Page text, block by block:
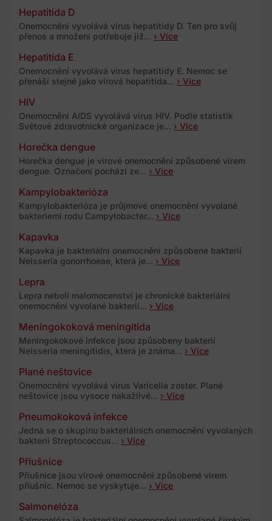
Hepatitida D
Onemocnění vyvolává virus hepatitidy D. Ten pro svůj
přenos a množení potřebuje již... › Více
Hepatitida E
Onemocnění vyvolává virus hepatitidy E. Nemoc se
přenáší stejně jako virová hepatitida... › Více
HIV
Onemocnění AIDS vyvolává virus HIV. Podle statistik
Světové zdravotnické organizace je... › Více
Horečka dengue
Horečka dengue je virové onemocnění způsobené virem
dengue. Označení pochází ze... › Více
Kampylobakterióza
Kampylobakterióza je průjmové onemocnění vyvolané
bakteriemi rodu Campylobacter... › Více
Kapavka
Kapavka je bakteriální onemocnění způsobené bakterií
Neisseria gonorrhoeae, která je... › Více
Lepra
Lepra neboli malomocenství je chronické bakteriální
onemocnění vyvolané bakterií... › Více
Meningokoková meningitida
Meningokokové infekce jsou způsobeny bakterií
Neisseria meningitidis, která je známa... › Více
Plané neštovice
Onemocnění vyvolává virus Varicella zoster. Plané
neštovice jsou vysoce nakažlivé... › Více
Pneumokoková infekce
Jedná se o skupinu bakteriálních onemocnění vyvolaných
bakterií Streptococcus... › Více
Příušnice
Příušnice jsou virové onemocnění způsobené virem
příušnic. Nemoc se vyskytuje... › Více
Salmonelóza